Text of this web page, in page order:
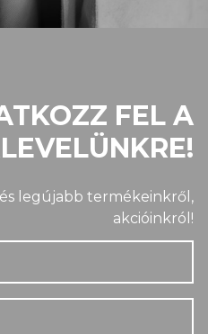
FEL A
legújabb termékeinkről,
akcióinkról!